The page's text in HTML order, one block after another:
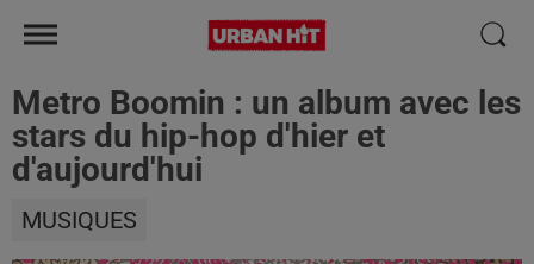
Metro Boomin : un album avec les
stars du hip-hop d'hier et
d'aujourd'hui
MUSIQUES